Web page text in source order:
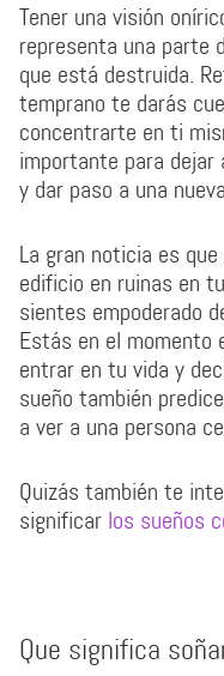
Tener una visión
representa una parte
que está destruida.
temprano te darás
concentrarte en ti
importante para
y dar paso a una
La gran noticia es
edificio en ruinas en
sientes empoderado
Estás en el momento
entrar en tu vida y
sueño también
a ver a una persona
Quizás también te
significar los sueños
Que significa